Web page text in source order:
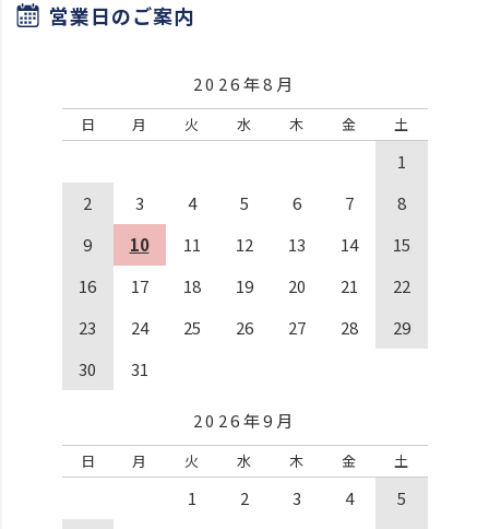
営業日のご案内
2026年8月
日 月 火 水 木 金 土
1
2
3 4 5 6 7
8
9
10 11 12 13 14
15
16
17 18 19 20 21
22
23
24 25 26 27 28
29
30
31
2026年9月
日 月 火 水 木 金 土
1 2 3 4
5